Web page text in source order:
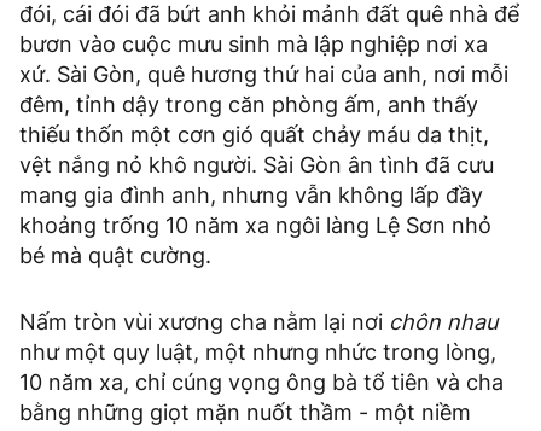
đói, cái đói đã bứt anh khỏi mảnh đất quê nhà để
bươn vào cuộc mưu sinh mà lập nghiệp nơi xa
xứ. Sài Gòn, quê hương thứ hai của anh, nơi mỗi
đêm, tỉnh dậy trong căn phòng ấm, anh thấy
thiếu thốn một cơn gió quất chảy máu da thịt,
vệt nắng nỏ khô người. Sài Gòn ân tình đã cưu
mang gia đình anh, nhưng vẫn không lấp đầy
khoảng trống 10 năm xa ngôi làng Lệ Sơn nhỏ
bé mà quật cường.
Nấm tròn vùi xương cha nằm lại nơi chôn nhau
như một quy luật, một nhưng nhức trong lòng,
10 năm xa, chỉ cúng vọng ông bà tổ tiên và cha
bằng những giọt mặn nuốt thầm - một niềm